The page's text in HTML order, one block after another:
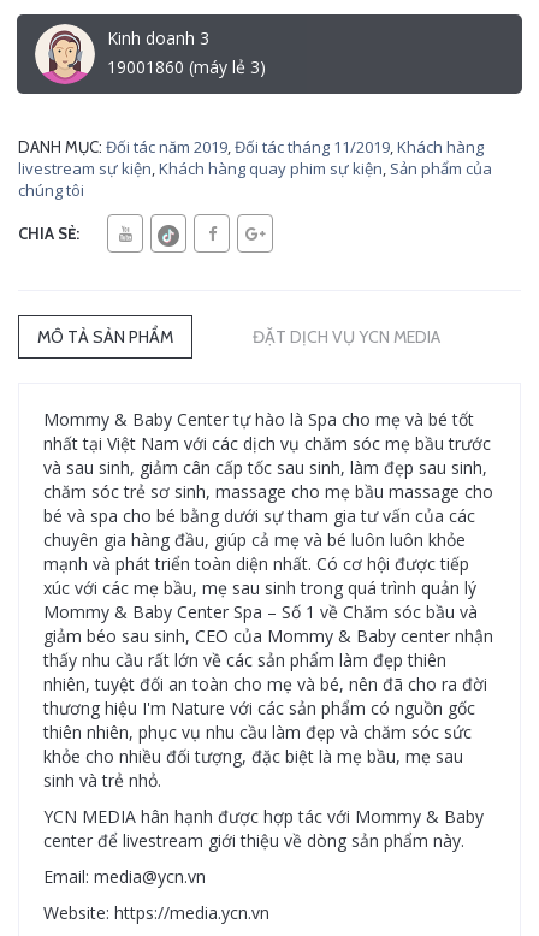
Kinh doanh 3
19001860 (máy lẻ 3)
DANH MỤC: Đối tác năm 2019,Đối tác tháng 11/2019,Khách hàng
livestream sự kiện,Khách hàng quay phim sự kiện, Sản phẩm của
chúng tôi
CHIA SẺ:
MÔ TẢ SẢN PHẨM ĐẶT DỊCH VỤ YCN MEDIA
Mommy & Baby Center tự hào là Spa cho mẹ và bé tốt
nhất tại Việt Nam với các dịch vụ chăm sóc mẹ bầu trước
và sau sinh, giảm cân cấp tốc sau sinh, làm đẹp sau sinh,
chăm sóc trẻ sơ sinh, massage cho mẹ bầu massage cho
bé và spa cho bé bằng dưới sự tham gia tư vấn của các
chuyên gia hàng đầu, giúp cả mẹ và bé luôn luôn khỏe
mạnh và phát triển toàn diện nhất. Có cơ hội được tiếp
xúc với các mẹ bầu, mẹ sau sinh trong quá trình quản lý
Mommy & Baby Center Spa – Số 1 về Chăm sóc bầu và
giảm béo sau sinh, CEO của Mommy & Baby center nhận
thấy nhu cầu rất lớn về các sản phẩm làm đẹp thiên
nhiên, tuyệt đối an toàn cho mẹ và bé, nên đã cho ra đời
thương hiệu I'm Nature với các sản phẩm có nguồn gốc
thiên nhiên, phục vụ nhu cầu làm đẹp và chăm sóc sức
khỏe cho nhiều đối tượng, đặc biệt là mẹ bầu, mẹ sau
sinh và trẻ nhỏ.
YCN MEDIA hân hạnh được hợp tác với Mommy & Baby
center để livestream giới thiệu về dòng sản phẩm này.
Email: media@ycn.vn
Website: https://media.ycn.vn